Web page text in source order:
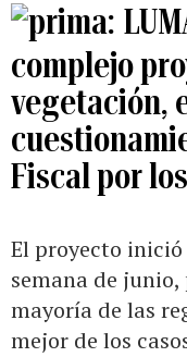
complejo
vegetación,
Fiscal por
El proyecto
semana de
mayoría de las
mejor de los